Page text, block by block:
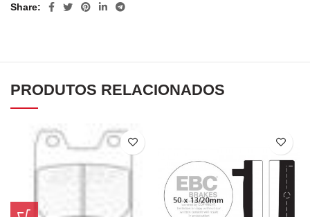
Share
PRODUTOS RELACIONADOS